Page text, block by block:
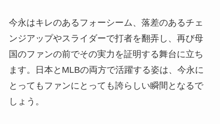
今永はキレのあるフォーシーム、落差のあるチェ
ンジアップやスライダーで打者を翻弄し、再び母
国のファンの前でその実力を証明する舞台に立ち
ます。日本とMLBの両方で活躍する姿は、今永に
とってもファンにとっても誇らしい瞬間となるで
しょう。